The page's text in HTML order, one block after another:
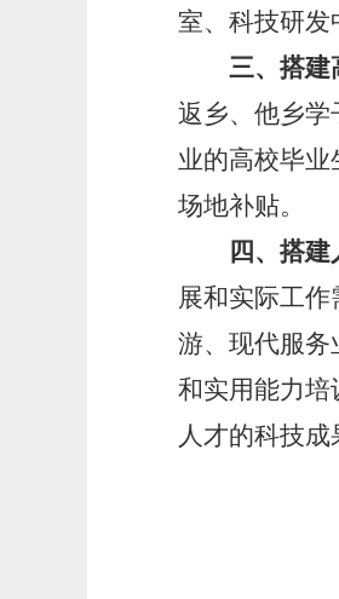
室、科技研发
三、搭建
返乡、他乡学
业的高校毕
场地补贴。
四、搭建
展和实际工
游、现代服务
和实用能力培
人才的科技成